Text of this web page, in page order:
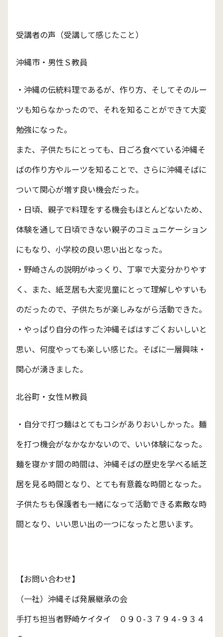
受講者の声（受講して感じたこと）
沖縄市・男性Ｓ教員
・沖縄の伝統料理であるが、作り方、そしてそのルー
ツも知らなかったので、それを知ることができて大変
勉強になった。
また、子供たちにとっても、日ごろ食べている沖縄そ
ばの作り方やルーツを知ることで、さらに沖縄そばに
ついて関心が増す良い機会だった。
・日頃、親子で料理をする機会もほとんどないため、
体験を通して日頃できない親子のコミュニケーション
にもなり、小学校の良い思い出となった。
・野崎さんの説明がゆっくり、丁寧で大変分かりやす
く、また、紙芝居も大変児童にとって理解しやすいも
のだったので、子供たちが楽しみながら活動できた。
・やっぱり自分の作った沖縄そばはすごくおいしいと
思い、何度やっても楽しい感じた。そばに一層興味・
関心が湧きました。
北谷町・女性Ｍ教員
・自分で打つ麺はとてもコシがありおいしかった。麺
を打つ機会がなかなかないので、いい体験になった。
麺を寝かす間の時間は、沖縄そばの歴史を学べる紙芝
居を見る時間となり、とても有意義な時間となった。
子供たちも保護者も一緒になって活動できる素敵な時
間となり、いい思い出の一つになったと思います。
【お問い合わせ】
（一社）沖縄そば発展継承の会
手打ち担当者野崎ケイタイ ０９０-３７９４-９３４